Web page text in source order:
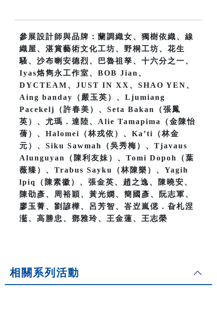
參展設計師與品牌：蘭調織女、獨樹依織、線
織屋、湛賞藝術文化工坊、野桐工坊、花生
騷、沙布喇安德烈、巴魯祖孥、十六分之一、
Iyas烙雋永工作室、BOB Jian、
DYCTEAM、JUST IN XX、SHAO YEN、
Aing banday（嚴玉英）、Ljumiang
Pacekelj（許春美）、Seta Bakan（張鳳
英）、尤瑪．達陸、Alie Tamapima（金陳怡
蒨）、Halomei（林戎依）、Ka’ti（林金
元）、Siku Sawmah（吳秀梅）、Tjavaus
Alunguyan（陳利友妹）、Tomi Dopoh（葉
薇臻）、Trabus Sayku（林陳樂）、Yagih
lpiq（陳素徽）、張金英、趙之逸、陳曉安、
陳劭彥、周裕穎、黃光嫻、簡國彥、阮志軍、
廖玉菁、劉諺樺、呂芳智、峇岦嵐偲．旮札涅
灆、高勝忠、鄧雅玲、王金蓮、王志榮
相關系列活動